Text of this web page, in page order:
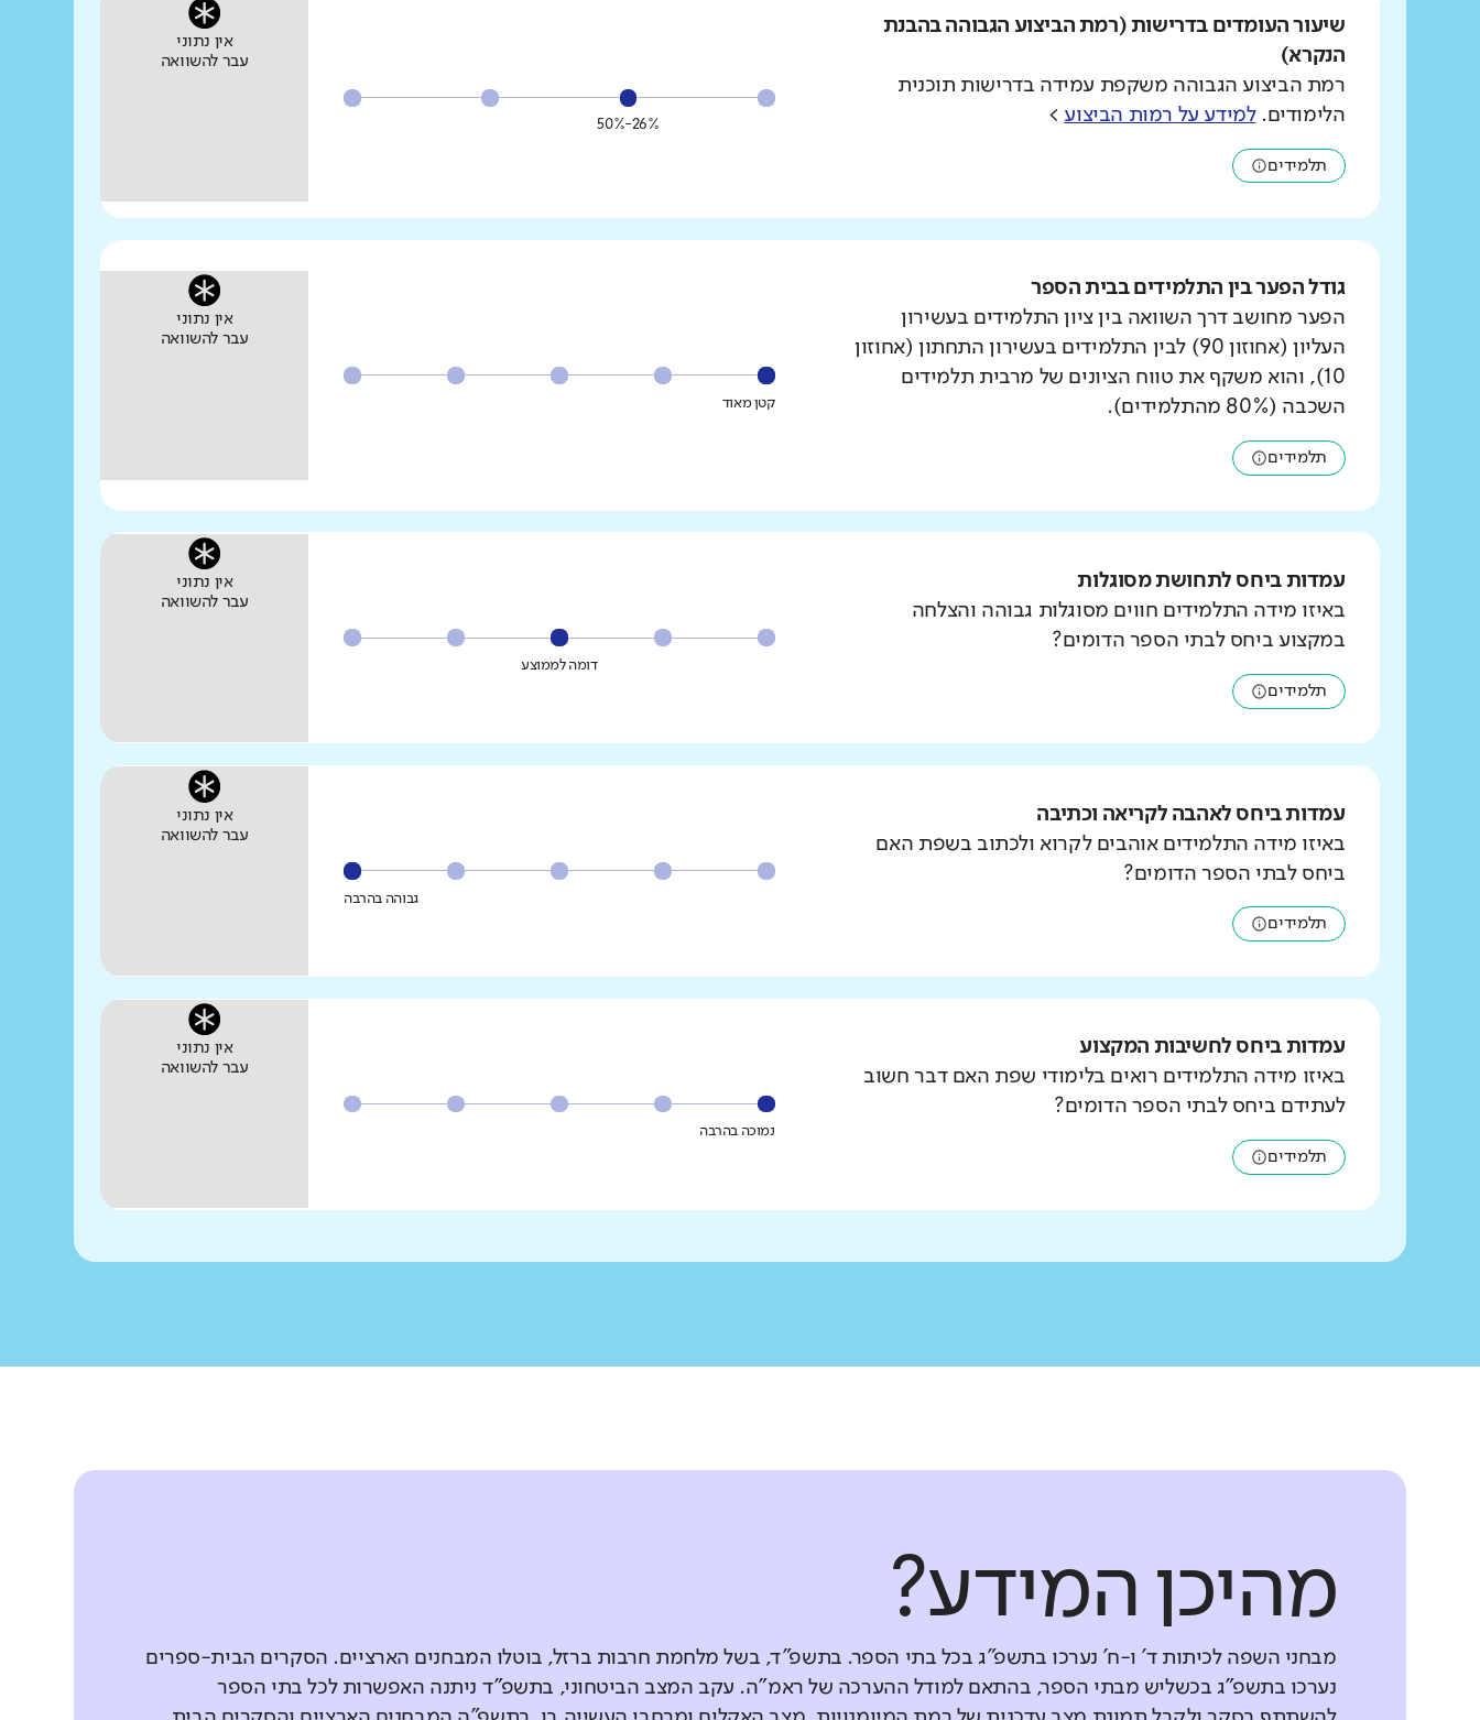
שיעור העומדים בדרישות (רמת הביצוע הגבוהה בהבנת
הנקרא)
רמת הביצוע הגבוהה משקפת עמידה בדרישות תוכנית
הלימודים.למידע על רמות הביצוע >
תלמידים
26%-50%
אין נתוני
עבר להשוואה
גודל הפער בין התלמידים בבית הספר
הפער מחושב דרך השוואה בין ציון התלמידים בעשירון
העליון (אחוזון 90) לבין התלמידים בעשירון התחתון (אחוזון
10), והוא משקף את טווח הציונים של מרבית תלמידים
השכבה (80% מהתלמידים).
תלמידים
קטן מאוד
אין נתוני
עבר להשוואה
עמדות ביחס לתחושת מסוגלות
באיזו מידה התלמידים חווים מסוגלות גבוהה והצלחה
במקצוע ביחס לבתי הספר הדומים?
תלמידים
דומה לממוצע
אין נתוני
עבר להשוואה
עמדות ביחס לאהבה לקריאה וכתיבה
באיזו מידה התלמידים אוהבים לקרוא ולכתוב בשפת האם
ביחס לבתי הספר הדומים?
תלמידים
גבוהה בהרבה
אין נתוני
עבר להשוואה
עמדות ביחס לחשיבות המקצוע
באיזו מידה התלמידים רואים בלימודי שפת האם דבר חשוב
לעתידם ביחס לבתי הספר הדומים?
תלמידים
נמוכה בהרבה
אין נתוני
עבר להשוואה
מהיכן המידע?
מבחני השפה לכיתות ד' ו-ח' נערכו בתשפ"ג בכל בתי הספר. בתשפ"ד, בשל מלחמת חרבות ברזל, בוטלו המבחנים הארציים. הסקרים הבית-ספרים
נערכו בתשפ"ג בכשליש מבתי הספר, בהתאם למודל ההערכה של ראמ"ה. עקב המצב הביטחוני, בתשפ"ד ניתנה האפשרות לכל בתי הספר